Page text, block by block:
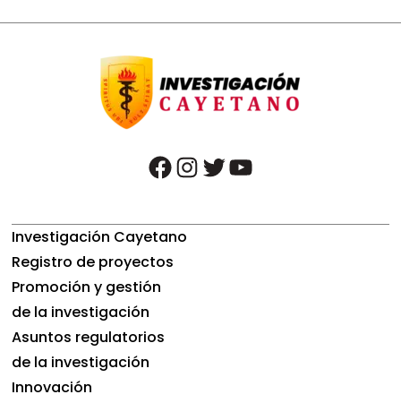
facebook instagram twitter youtube
Investigación Cayetano
Registro de proyectos
Promoción y gestión
de la investigación
Asuntos regulatorios
de la investigación
Innovación